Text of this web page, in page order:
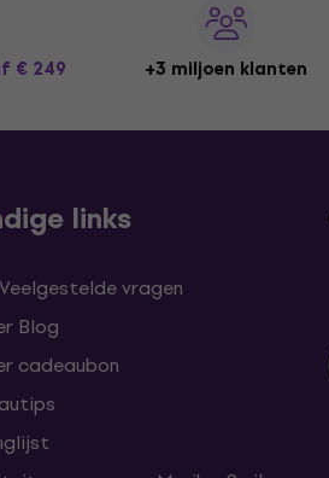
€ 249 +3 miljoen klanten
links
Veelgestelde vragen
Blog
cadeaubon